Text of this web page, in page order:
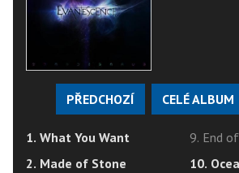
PŘEDCHOZÍ CELÉ ALBUM
1. What You Want
2. Made of Stone
9. End
10.